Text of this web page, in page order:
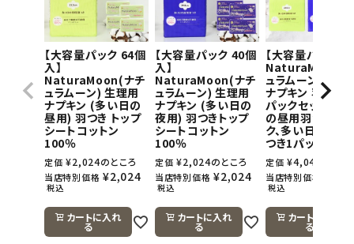
【大容量パック 64個
入】
NaturaMoon(ナチ
ュラムーン) 生理用
ナプキン (多い日の
昼用) 羽つき トップ
シートコットン
100％
定価 ¥2,024のところ
当店特別価格 ¥2,024
税込
カートに入れ
る
【大容量パック 40個
入】
NaturaMoon(ナチ
ュラムーン) 生理用
ナプキン (多い日の
夜用) 羽つきトップ
シートコットン
100％
定価 ¥2,024のところ
当店特別価格 ¥2,024
税込
カートに入れ
る
【大容量パック】
NaturaMoon(
ュラムーン) 生理
ナプキン 羽つき
パックセット(多
の昼用羽つき1パ
ク、多い日の夜
つき1パック)
定価 ¥4,048
当店特別価格
税込
カートに入れ
る